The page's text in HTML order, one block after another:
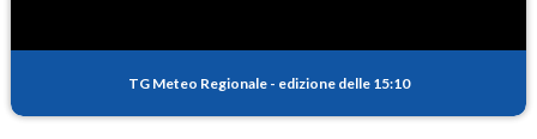
TG Meteo Regionale - edizione delle 15:10